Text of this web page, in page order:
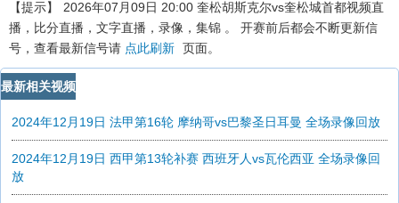
【提示】
2026年07月09日 20:00 奎松胡斯克尔vs奎松城首都视频直
播，比分直播，文字直播，录像，集锦 。 开赛前后都会不断更新信
号，查看最新信号请 点此刷新 页面。
最新相关视频
2024年12月19日 法甲第16轮 摩纳哥vs巴黎圣日耳曼 全场录像回放
2024年12月19日 西甲第13轮补赛 西班牙人vs瓦伦西亚 全场录像回
放